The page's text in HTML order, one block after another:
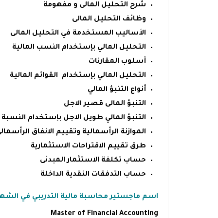
شرح التحليل المالى و مفهومة
وظائف التحليل المالى
الأساليب المستخدمة في التحليل المالى
التحليل المالي بإستخدام النسب المالية
أسلوب المقارنات
التحليل المالي بإستخدام القوائم المالية
أنواع التنبؤ المالي
التنبؤ المالى قصير الاجل
التنبؤ المالي طويل الاجل بإستخدام النسبة
الموازنة الرأسمالية وتقييم الانفاق
طرق تقييم الاقتراحات الاستثمارية
حساب تكلفة الاستثمار المبدئى
حساب التدفقات النقدية الداخلة
اسم ماجستير محاسبة مالية التدريبي في
Master of Financial Accounting